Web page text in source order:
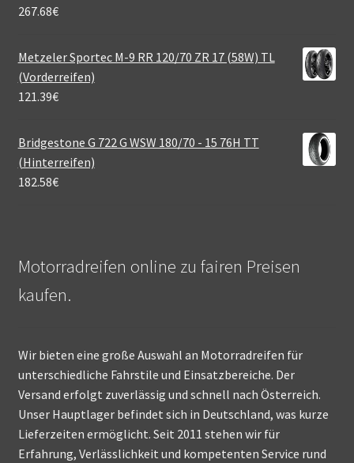
267.68€
Metzeler Sportec M-9 RR 120/70 ZR 17 (58W) TL
(Vorderreifen)
121.39€
Bridgestone G 722 G WSW 180/70 - 15 76H TT
(Hinterreifen)
182.58€
Motorradreifen online zu fairen Preisen
kaufen.
Wir bieten eine große Auswahl an Motorradreifen für
unterschiedliche Fahrstile und Einsatzbereiche. Der
Versand erfolgt zuverlässig und schnell nach Österreich.
Unser Hauptlager befindet sich in Deutschland, was kurze
Lieferzeiten ermöglicht. Seit 2011 stehen wir für
Erfahrung, Verlässlichkeit und kompetenten Service rund